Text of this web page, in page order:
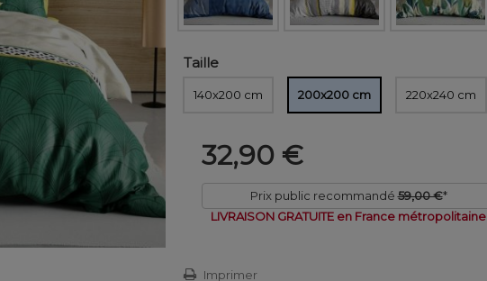
Taille
140x200 cm 200x200 cm 220x240 cm
32,90 €
Prix public recommandé 59,00 €*
LIVRAISON GRATUITE en France métropolitaine
Imprimer